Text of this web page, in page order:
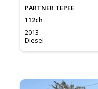
PARTNER TEPEE
112ch
2013
Diesel